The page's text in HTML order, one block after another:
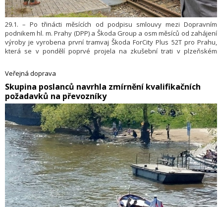
29.1. – Po třinácti měsících od podpisu smlouvy mezi Dopravním
podnikem hl. m. Prahy (DPP) a Škoda Group a osm měsíců od zahájení
výroby je vyrobena první tramvaj Škoda ForCity Plus 52T pro Prahu,
která se v pondělí poprvé projela na zkušební trati v plzeňském
probíhá na ní dokončování interiéru, oživování a první zkoušky
vozidla. V pokročilé fázi montáže jsou další dva vozy. Na dalších se
svařují hrubé stavby jednotlivých článků. Celkem je v plzeňských
výrobních dílnách rozpracováno osm tramvají pro Prahu. První tramvaj
by do pražských ulic měla vyjet v dubnu, kdy zahájí zkušební jízdy bez
cestujících v rámci procesu homologace nového typu vozidla.
Veřejná doprava
​Skupina poslanců navrhla zmírnění kvalifikačních
požadavků na převozníky